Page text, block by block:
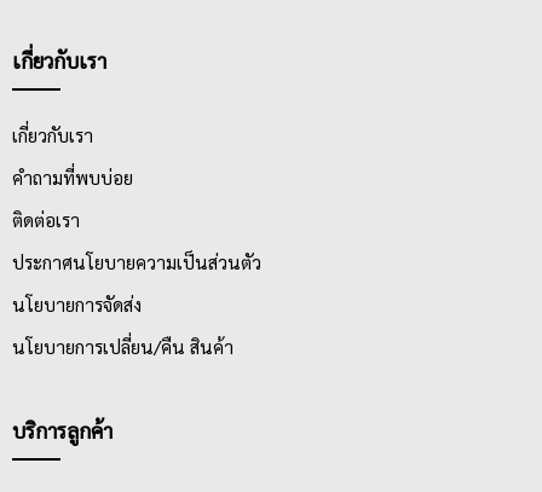
โชว์เอกสารที่มีให้เลือกมากมายหลากหลายสีสันได้ตามสไตล์และ
ความชอบของตน
เกี่ยวกับเรา
เกี่ยวกับเรา
คำถามที่พบบ่อย
ติดต่อเรา
ประกาศนโยบายความเป็นส่วนตัว
นโยบายการจัดส่ง
นโยบายการเปลี่ยน/คืน สินค้า
บริการลูกค้า